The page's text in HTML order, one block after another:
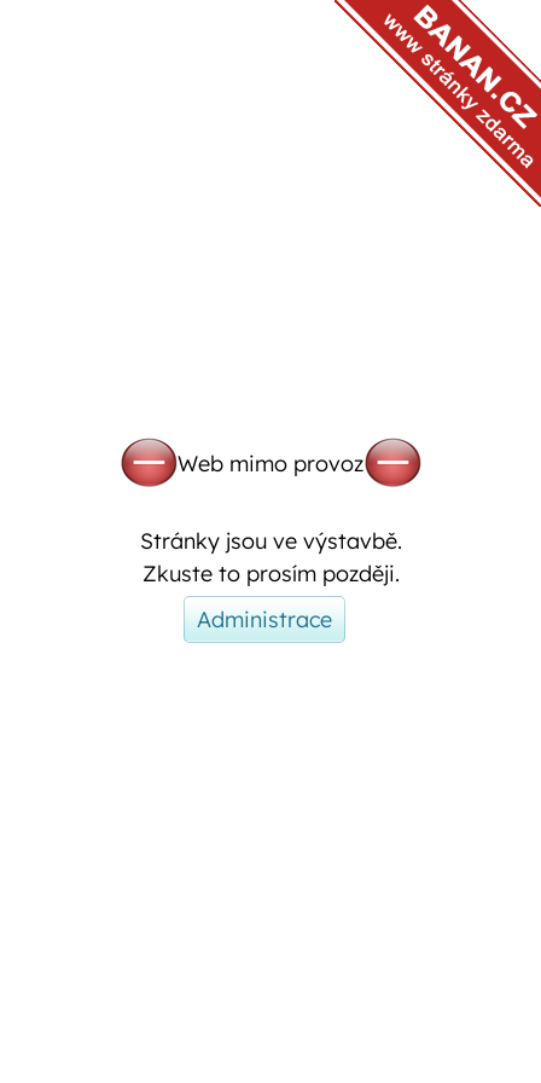
Web mimo provoz
Stránky jsou ve výstavbě.
Zkuste to prosím později.
Administrace